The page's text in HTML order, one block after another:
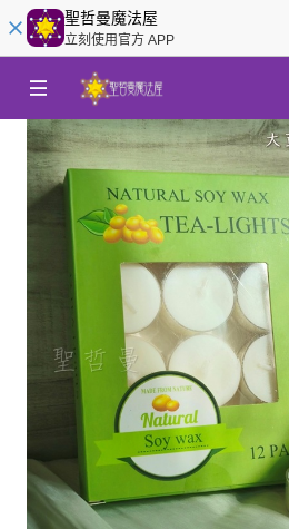
聖哲曼魔法屋
立刻使用官方 APP